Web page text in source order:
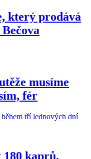
který prodává
musíme
fér
kaprů.